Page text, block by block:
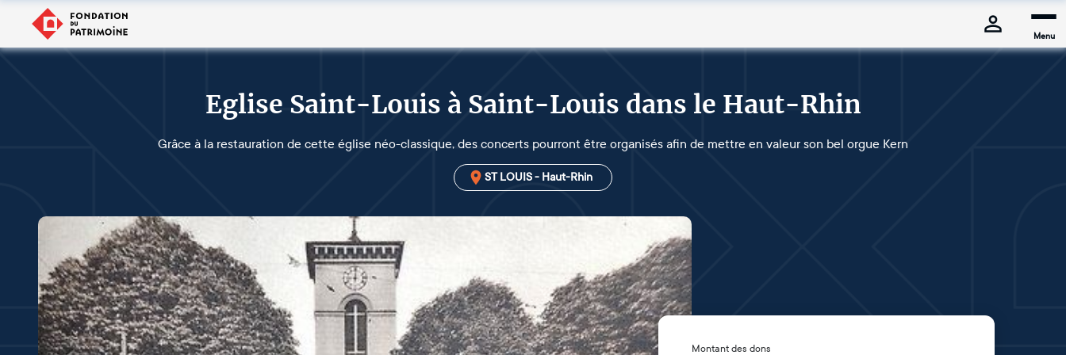
Menu
Eglise Saint-Louis à Saint-Louis dans le Haut-Rhin
Grâce à la restauration de cette église néo-classique, des concerts pourront être organisés afin de mettre en valeur son bel orgue Kern
ST LOUIS - Haut-Rhin
Montant des dons